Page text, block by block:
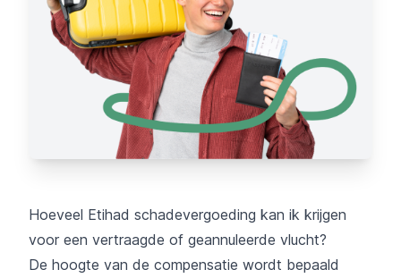
Hoeveel Etihad schadevergoeding kan ik krijgen
voor een vertraagde of geannuleerde vlucht?
De hoogte van de compensatie wordt bepaald